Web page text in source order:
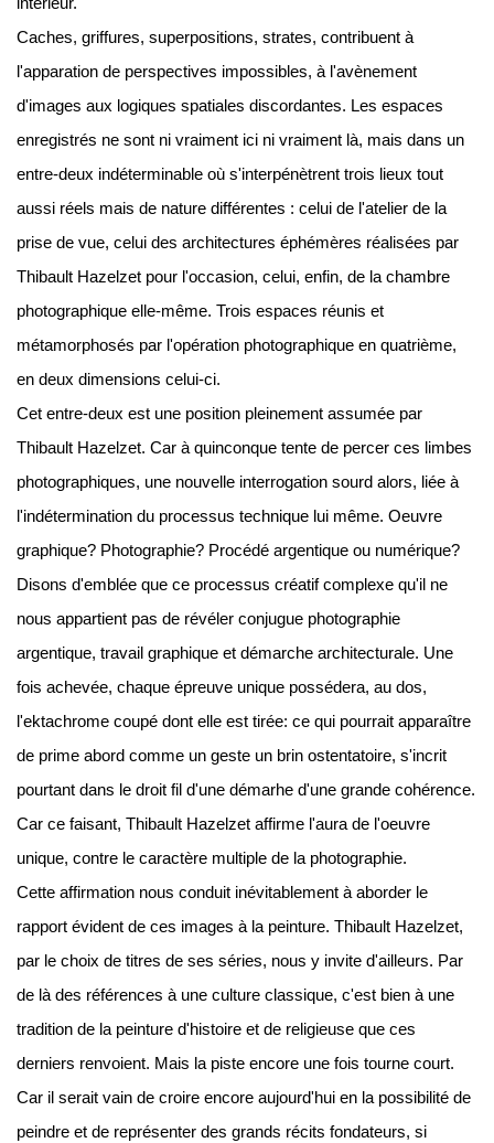
Caches, griffures, superpositions, strates, contribuent à
l'apparation de perspectives impossibles, à l'avènement
d'images aux logiques spatiales discordantes. Les espaces
enregistrés ne sont ni vraiment ici ni vraiment là, mais dans un
entre-deux indéterminable où s'interpénètrent trois lieux tout
aussi réels mais de nature différentes : celui de l'atelier de la
prise de vue, celui des architectures éphémères réalisées par
Thibault Hazelzet pour l'occasion, celui, enfin, de la chambre
photographique elle-même. Trois espaces réunis et
métamorphosés par l'opération photographique en quatrième,
en deux dimensions celui-ci.
Cet entre-deux est une position pleinement assumée par
Thibault Hazelzet. Car à quinconque tente de percer ces limbes
photographiques, une nouvelle interrogation sourd alors, liée à
l'indétermination du processus technique lui même. Oeuvre
graphique? Photographie? Procédé argentique ou numérique?
Disons d'emblée que ce processus créatif complexe qu'il ne
nous appartient pas de révéler conjugue photographie
argentique, travail graphique et démarche architecturale. Une
fois achevée, chaque épreuve unique possédera, au dos,
l'ektachrome coupé dont elle est tirée: ce qui pourrait apparaître
de prime abord comme un geste un brin ostentatoire, s'incrit
pourtant dans le droit fil d'une démarhe d'une grande cohérence.
Car ce faisant, Thibault Hazelzet affirme l'aura de l'oeuvre
unique, contre le caractère multiple de la photographie.
Cette affirmation nous conduit inévitablement à aborder le
rapport évident de ces images à la peinture. Thibault Hazelzet,
par le choix de titres de ses séries, nous y invite d'ailleurs. Par
de là des références à une culture classique, c'est bien à une
tradition de la peinture d'histoire et de religieuse que ces
derniers renvoient. Mais la piste encore une fois tourne court.
Car il serait vain de croire encore aujourd'hui en la possibilité de
peindre et de représenter des grands récits fondateurs, si